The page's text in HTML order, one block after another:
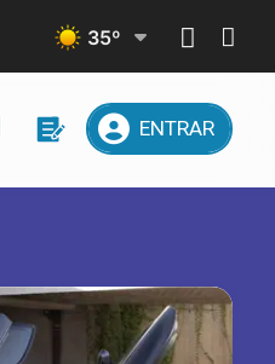
35º
ENTRAR